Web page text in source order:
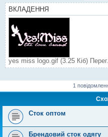
ВКЛАДЕННЯ
yes miss logo.gif (3.25 Кіб)
1
Сток оптом
Брендовий сток одягу